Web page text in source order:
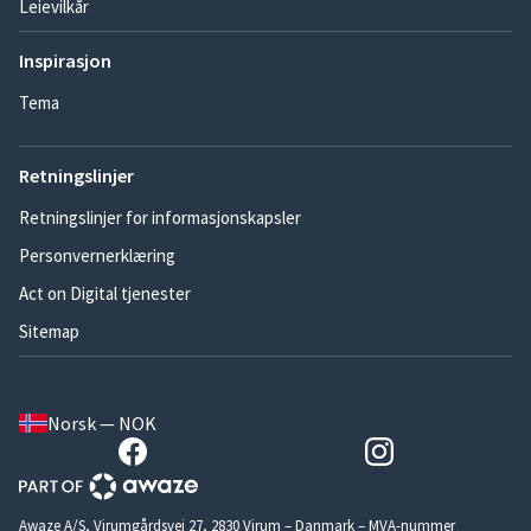
Leievilkår
Inspirasjon
Tema
Retningslinjer
Retningslinjer for informasjonskapsler
Personvernerklæring
Act on Digital tjenester
Sitemap
Norsk — NOK
Awaze A/S, Virumgårdsvej 27, 2830 Virum – Danmark – MVA-nummer